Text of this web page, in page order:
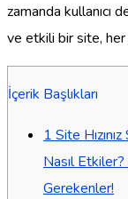
zamanda kullanıcı
ve etkili bir site, her
İçerik Başlıkları
1 Site
Nasıl
Gerekenler!